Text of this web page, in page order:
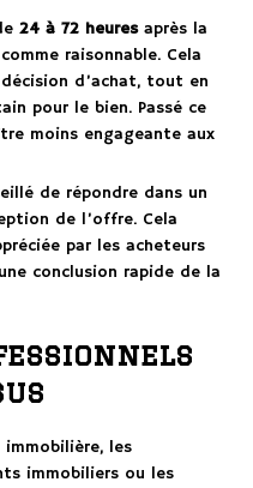
24 à 72 heuresaprès la
raisonnable. Cela
d’achat, tout en
pour le bien. Passé ce
moins engageante aux
de répondre dans un
de l’offre. Cela
par les acheteurs
conclusion rapide de la
immobilière, les
immobiliers ou les